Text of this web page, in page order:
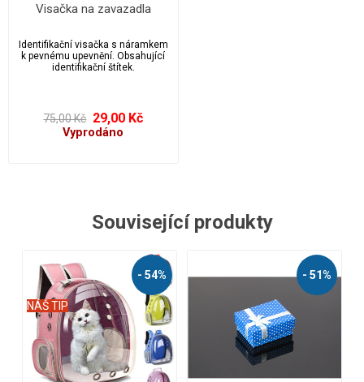
Visačka na zavazadla
Identifikační visačka s náramkem
k pevnému upevnění. Obsahující
identifikační štítek.
75,00 Kč 29,00 Kč
Vyprodáno
Související produkty
- 51% - 50%
NÁŠ TIP
AKČNÍ